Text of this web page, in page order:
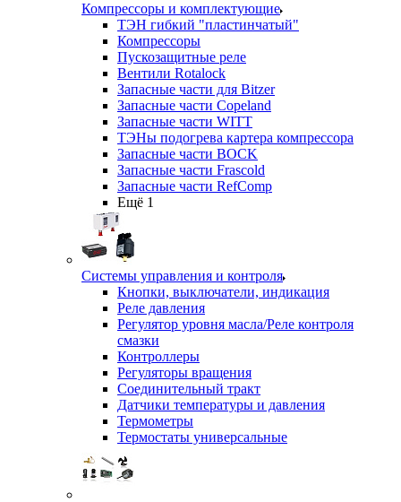
Компрессоры и комплектующие
ТЭН гибкий "пластинчатый"
Компрессоры
Пускозащитные реле
Вентили Rotalock
Запасные части для Bitzer
Запасные части Copeland
Запасные части WITT
ТЭНы подогрева картера компрессора
Запасные части BOCK
Запасные части Frascold
Запасные части RefComp
Ещё 1
Системы управления и контроля
Кнопки, выключатели, индикация
Реле давления
Регулятор уровня масла/Реле контроля
смазки
Контроллеры
Регуляторы вращения
Соединительный тракт
Датчики температуры и давления
Термометры
Термостаты универсальные